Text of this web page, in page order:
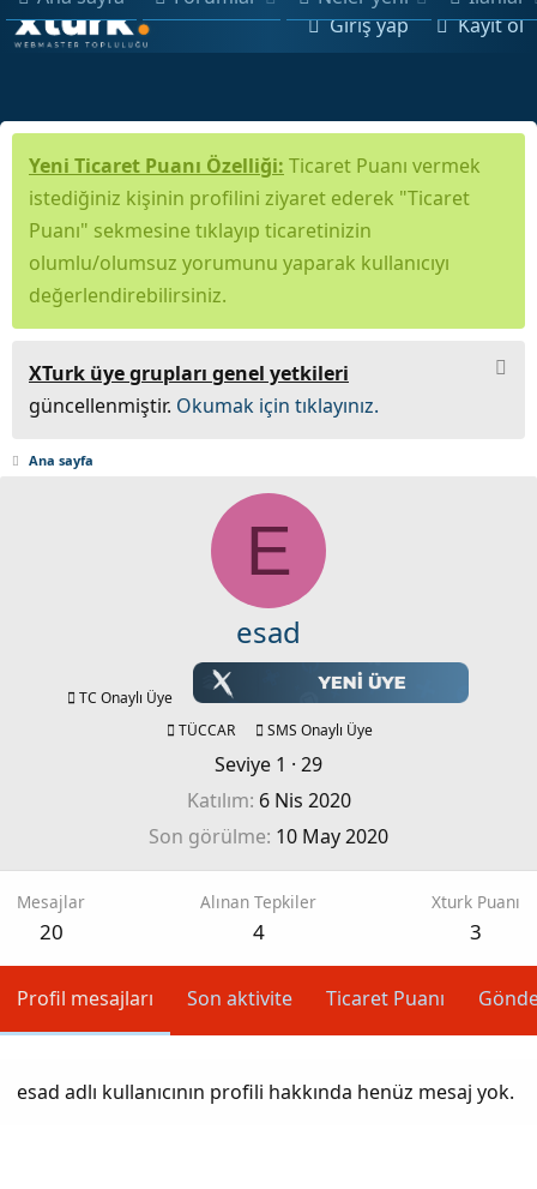
Giriş yap Kayıt ol
Yeni Ticaret Puanı Özelliği: Ticaret Puanı vermek
istediğiniz kişinin profilini ziyaret ederek "Ticaret
Puanı" sekmesine tıklayıp ticaretinizin
olumlu/olumsuz yorumunu yaparak kullanıcıyı
değerlendirebilirsiniz.
XTurk üye grupları genel yetkileri
güncellenmiştir. Okumak için tıklayınız.
Ana sayfa
E
esad
TC Onaylı Üye
TÜCCAR
SMS Onaylı Üye
Seviye 1 · 29
Katılım 6 Nis 2020
Son görülme 10 May 2020
Mesajlar
20
Alınan Tepkiler
4
Xturk Puanı
3
Profil mesajları Son aktivite Ticaret Puanı
esad adlı kullanıcının profili hakkında henüz mesaj yok.